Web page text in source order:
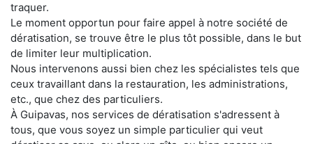
traquer.
Le moment opportun pour faire appel à notre société de
dératisation, se trouve être le plus tôt possible, dans le but
de limiter leur multiplication.
Nous intervenons aussi bien chez les spécialistes tels que
ceux travaillant dans la restauration, les administrations,
etc., que chez des particuliers.
À Guipavas, nos services de dératisation s'adressent à
tous, que vous soyez un simple particulier qui veut